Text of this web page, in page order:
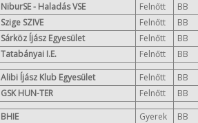
NiburSE - Haladás VSE Felnőtt BB
Szige SZIVE Felnőtt BB
Sárköz Íjász Egyesület Felnőtt BB
Tatabányai I.E. Felnőtt BB
Alibi Íjász Klub Egyesület Felnőtt BB
GSK HUN-TER Felnőtt BB
BHIE Gyerek BB